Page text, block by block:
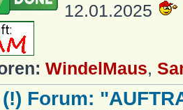
12.01.2025
WindelMaus,
(!) Forum: